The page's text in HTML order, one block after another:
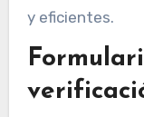
y eficientes.